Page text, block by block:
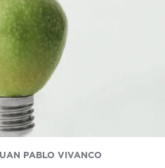
PABLO VIVANCO